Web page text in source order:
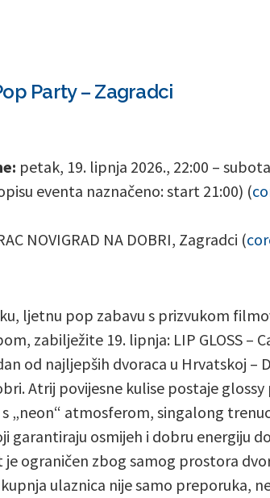
Party – Zagradci
petak, 19. lipnja 2026., 22:00 –
eventa naznačeno: start 21:00) (
NOVIGRAD NA DOBRI, Zagradci (
ljetnu pop zabavu s prizvukom
zabilježite 19. lipnja: LIP GLOSS –
od najljepših dvoraca u Hrvatskoj –
Atrij povijesne kulise postaje
„neon“ atmosferom, singalong
garantiraju osmijeh i dobru energiju
ograničen zbog samog prostora
ulaznica nije samo preporuka,